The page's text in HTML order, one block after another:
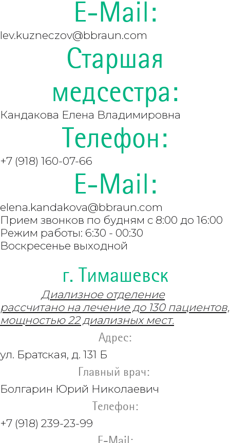
E-Mail:
lev.kuzneczov@bbraun.com
Старшая
медсестра:
Кандакова Елена Владимировна
Телефон:
+7 (918) 160-07-66
E-Mail:
elena.kandakova@bbraun.com
Прием звонков по будням с 8:00 до 16:00
Режим работы: 6:30 - 00:30
Воскресенье выходной
г. Тимашевск
Диализное отделение
рассчитано на лечение до 130 пациентов,
мощностью 22 диализных мест.
Адрес:
ул. Братская, д. 131 Б
Главный врач:
Болгарин Юрий Николаевич
Телефон:
+7 (918) 239-23-99